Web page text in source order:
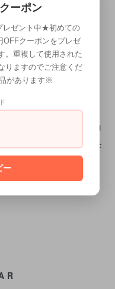
６－クロロ－４－ニトロ
コンシナ果実、バコパモ
リアバラ花、アルニカ
ーポン
レゼント中★初めての
OFFクーポンをプレゼ
。重複して使用された
りますのでご注意くだ
があります※
ー